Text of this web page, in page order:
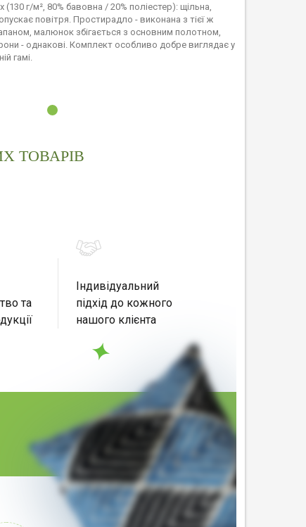
г/м², 80% бавовна / 20% поліестер): щільна,
повітря. Простирадло - виконана з тієї ж
малюнок збігається з основним полотном,
- однакові. Комплект особливо добре виглядає у
гамі.
ТОВАРІВ
та
Індивідуальний
підхід до кожного
нашого клієнта